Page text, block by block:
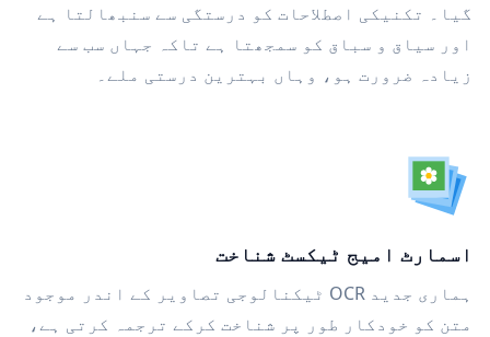
گیا۔ تکنیکی اصطلاحات کو درستگی سے سنبھالتا ہے
اور سیاق و سباق کو سمجھتا ہے تاکہ جہاں سب سے
زیادہ ضرورت ہو، وہاں بہترین درستی ملے۔
اسمارٹ امیج ٹیکسٹ شناخت
ہماری جدید OCR ٹیکنالوجی تصاویر کے اندر موجود
متن کو خودکار طور پر شناخت کرکے ترجمہ کرتی ہے،